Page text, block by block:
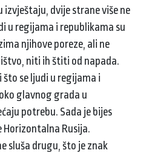
dvije strane više ne
u regijama i republikama su
njihove poreze, ali ne
niti ih štiti od napada.
se ljudi u regijama i
glavnog grada u
potrebu. Sada je bijes
Horizontalna Rusija.
sluša drugu, što je znak